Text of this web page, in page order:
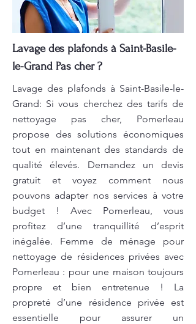
Lavage des plafonds à Saint-Basile-
le-Grand Pas cher ?
Lavage des plafonds à Saint-Basile-le-
Grand: Si vous cherchez des tarifs de
nettoyage pas cher, Pomerleau
propose des solutions économiques
tout en maintenant des standards de
qualité élevés. Demandez un devis
gratuit et voyez comment nous
pouvons adapter nos services à votre
budget ! Avec Pomerleau, vous
profitez d’une tranquillité d’esprit
inégalée. Femme de ménage pour
nettoyage de résidences privées avec
Pomerleau : pour une maison toujours
propre et bien entretenue ! La
propreté d’une résidence privée est
essentielle pour assurer un